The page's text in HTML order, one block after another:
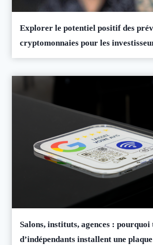
Explorer le potentiel positif des
cryptomonnaies pour les
Salons, instituts, agences : pourquoi
d’indépendants installent une